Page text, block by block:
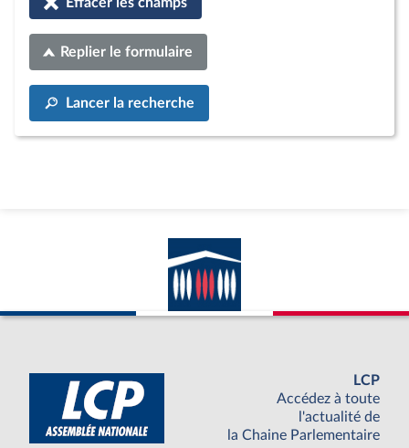
Replier le formulaire
Lancer la recherche
LCP
Accédez à toute
l'actualité de
la Chaine Parlementaire